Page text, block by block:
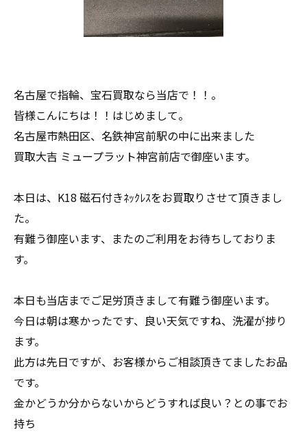
名古屋で指輪、宝石買取なら当店で！！。
皆様こんにちは！！はじめまして。
名古屋市熱田区、名鉄神宮前駅の中に出来ました
買取大吉 ミュープラット神宮前店で御座います。
本日は、K18 磁石付きﾈｯｸﾚｽをお買取りさせて頂きまし
た。
有難う御座います、またのご利用をお待ちしておりま
す。
本日も当店までご足労頂きまして有難う御座います。
今日は朝は寒かったです、良い天気ですね、洗濯が捗り
ます。
此方は先日ですが、お客様からご相談頂きてましたお品
です。
金かどうか分からないからどうすれば良い？との事でお
持ち